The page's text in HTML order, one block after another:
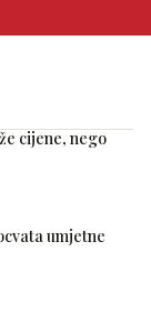
cijene, nego
umjetne